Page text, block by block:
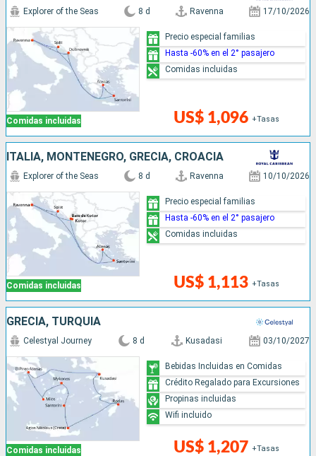
Comidas incluidas
Explorer of the Seas 8 d Ravenna 17/10/2026
US$ 1,096 +Tasas
Precio especial familias
Hasta -60% en el 2° pasajero
Comidas incluidas
ITALIA, MONTENEGRO, GRECIA, CROACIA
Comidas incluidas
Explorer of the Seas 8 d Ravenna 10/10/2026
US$ 1,113 +Tasas
Precio especial familias
Hasta -60% en el 2° pasajero
Comidas incluidas
GRECIA, TURQUÍA
Comidas incluidas
Celestyal Journey 8 d Kusadasi 03/10/2027
US$ 1,207 +Tasas
Bebidas Incluidas en Comidas
Crédito Regalado para Excursiones
Propinas incluidas
Wifi incluido